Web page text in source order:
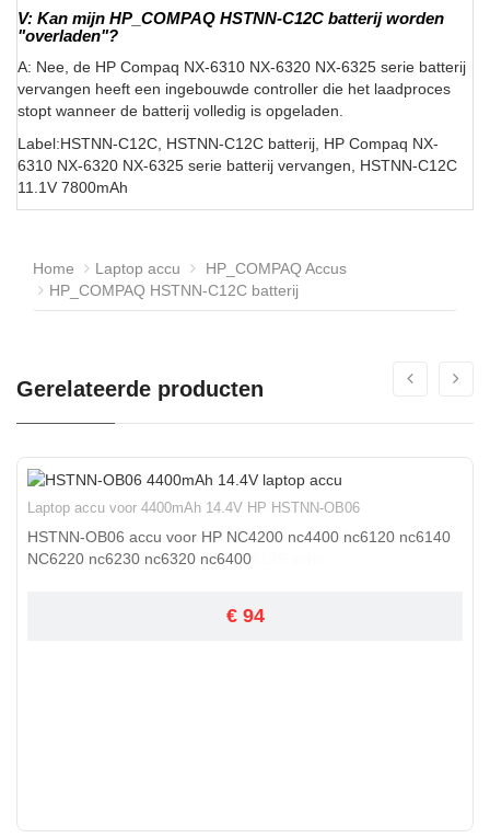
V: Kan mijn HP_COMPAQ HSTNN-C12C batterij worden
"overladen"?
A: Nee, de HP Compaq NX-6310 NX-6320 NX-6325 serie batterij
vervangen heeft een ingebouwde controller die het laadproces
stopt wanneer de batterij volledig is opgeladen.
Label:HSTNN-C12C, HSTNN-C12C batterij, HP Compaq NX-
6310 NX-6320 NX-6325 serie batterij vervangen, HSTNN-C12C
11.1V 7800mAh
Home Laptop accu
HP_COMPAQ Accus
HP_COMPAQ HSTNN-C12C batterij
Gerelateerde producten
Laptop accu voor 4400mAh 14.4V HP HSTNN-OB06
HSTNN-OB06 accu voor HP NC4200 nc4400 nc6120 nc6140
NC6220 nc6230 nc6320 nc6400
€ 94